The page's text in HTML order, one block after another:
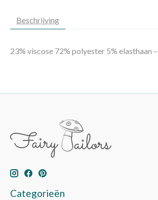
Beschrijving
23% viscose 72% polyester 5% elasthaan
Categorieën